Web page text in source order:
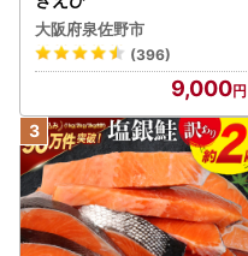
大阪府泉佐野市
(396)
9,000